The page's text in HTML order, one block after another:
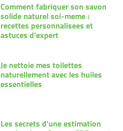
Comment fabriquer son savon
solide naturel soi-meme :
recettes personnalisees et
astuces d’expert
Je nettoie mes toilettes
naturellement avec les huiles
essentielles
Les secrets d’une estimation